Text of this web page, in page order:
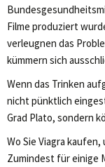
Filme produziert
verleugnen das
kümmern sich
Wenn das Trinken
nicht pünktlich
Grad Plato, sondern
Wo Sie Viagra
Zumindest für einige